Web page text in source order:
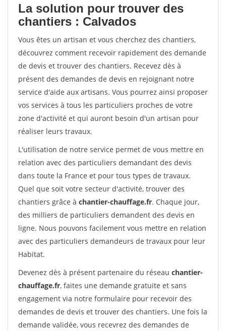
La solution pour trouver des
chantiers : Calvados
Vous êtes un artisan et vous cherchez des chantiers,
découvrez comment recevoir rapidement des demande
de devis et trouver des chantiers. Recevez dès à
présent des demandes de devis en rejoignant notre
service d'aide aux artisans. Vous pourrez ainsi proposer
vos services à tous les particuliers proches de votre
zone d'activité et qui auront besoin d'un artisan pour
réaliser leurs travaux.
L'utilisation de notre service permet de vous mettre en
relation avec des particuliers demandant des devis
dans toute la France et pour tous types de travaux.
Quel que soit votre secteur d'activité, trouver des
chantiers grâce à chantier-chauffage.fr. Chaque jour,
des milliers de particuliers demandent des devis en
ligne. Nous pouvons facilement vous mettre en relation
avec des particuliers demandeurs de travaux pour leur
Habitat.
Devenez dès à présent partenaire du réseau chantier-
chauffage.fr, faites une demande gratuite et sans
engagement via notre formulaire pour recevoir des
demandes de devis et trouver des chantiers. Une fois la
demande validée, vous recevrez des demandes de